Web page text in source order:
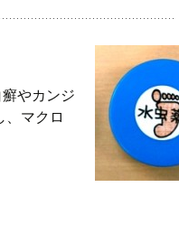
やカンジ
、マクロ